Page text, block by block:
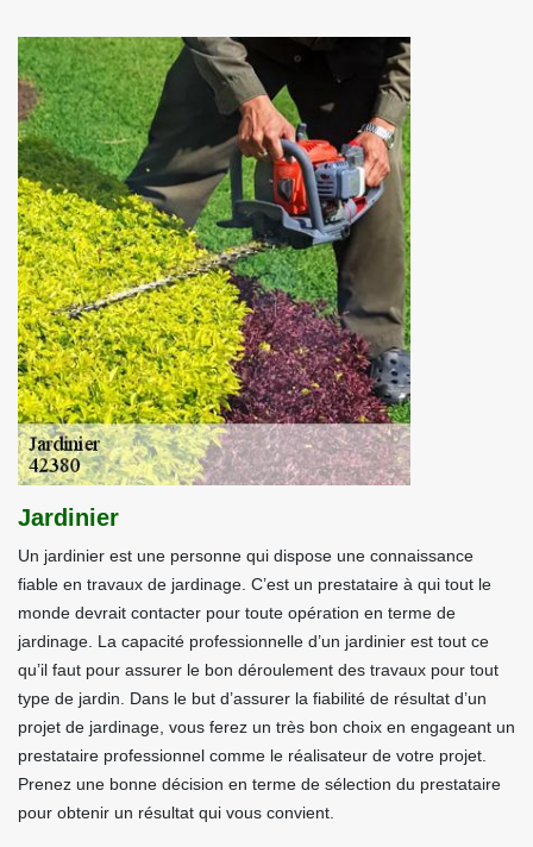
Jardinier
Un jardinier est une personne qui dispose une connaissance
fiable en travaux de jardinage. C’est un prestataire à qui tout le
monde devrait contacter pour toute opération en terme de
jardinage. La capacité professionnelle d’un jardinier est tout ce
qu’il faut pour assurer le bon déroulement des travaux pour tout
type de jardin. Dans le but d’assurer la fiabilité de résultat d’un
projet de jardinage, vous ferez un très bon choix en engageant un
prestataire professionnel comme le réalisateur de votre projet.
Prenez une bonne décision en terme de sélection du prestataire
pour obtenir un résultat qui vous convient.